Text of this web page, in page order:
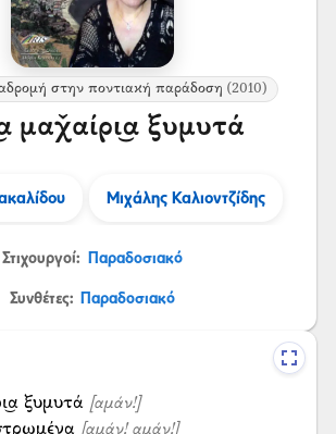
στην ποντιακή παράδοση (2010)
μαχ̌αίρι͜α ξυμυτά
Μιχάλης Καλιοντζίδης
Στιχουργοί: Παραδοσιακό
Συνθέτες: Παραδοσιακό
ξυμυτά [αμάν!]
[αμάν! αμάν!]